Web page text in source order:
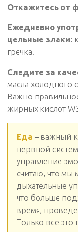
Откажитесь от
Ежедневно
цельные злаки:
гречка.
Следите за
масла холодного
Важно
жирных кислот
Еда – важный
нервной
управление
считаю, что мы
дыхательные
что больше
время,
Только все